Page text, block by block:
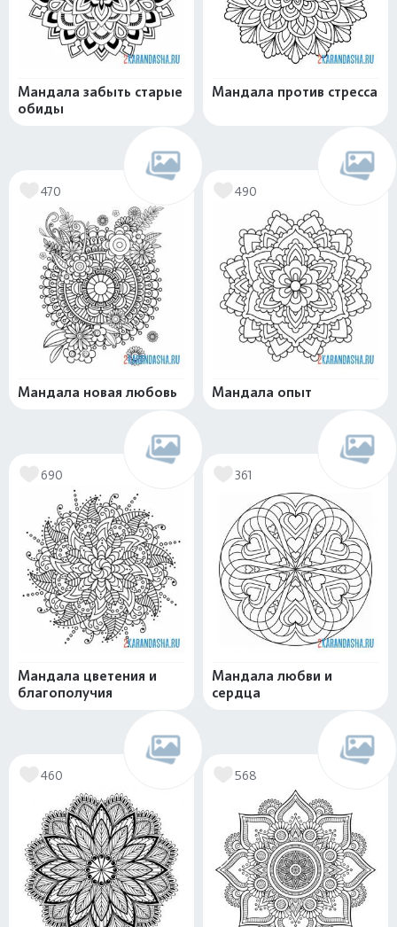
Мандала забыть старые
обиды
Мандала против стресса
470
Мандала новая любовь
490
Мандала опыт
690
Мандала цветения и
благополучия
361
Мандала любви и
сердца
460 568